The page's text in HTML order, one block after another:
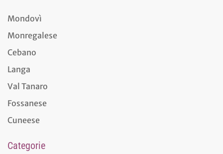
Mondovì
Monregalese
Cebano
Langa
Val Tanaro
Fossanese
Cuneese
Categorie